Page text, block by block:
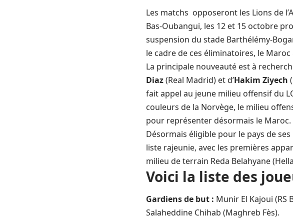
Les matchs opposeront les Lions de
Bas-Oubangui, les 12 et 15 octobre
suspension du stade Barthélémy-
le cadre de ces éliminatoires, le
La principale nouveauté est à
Diaz(Real Madrid) et d’Hakim Ziyech
fait appel au jeune milieu offensif du
couleurs de la Norvège, le milieu
pour représenter désormais le Maroc.
Désormais éligible pour le pays de
liste rajeunie, avec les premières
milieu de terrain Reda Belahyane
Voici la liste des
Gardiens de but : Munir El Kajoui (RS
Salaheddine Chihab (Maghreb Fès).